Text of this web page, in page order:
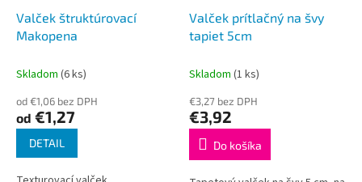
Valček štruktúrovací
Makopena
Skladom (6 ks)
od €1,06 bez DPH
od €1,27
DETAIL
Valček prítlačný na švy
tapiet 5cm
Skladom (1 ks)
€3,27 bez DPH
€3,92
Do košíka